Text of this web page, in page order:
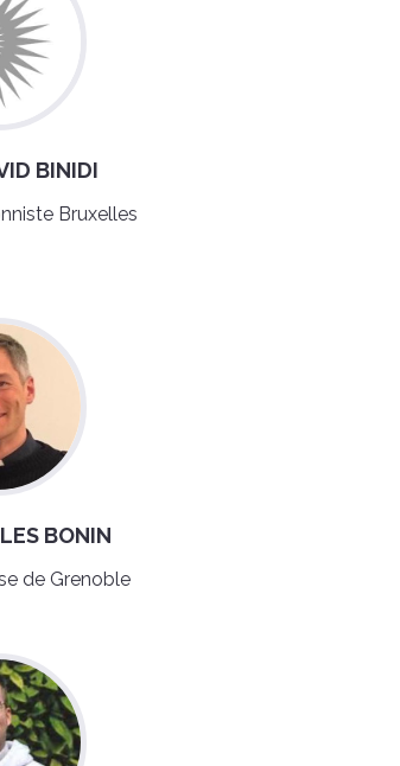
BINIDI
Bruxelles
BONIN
de Grenoble